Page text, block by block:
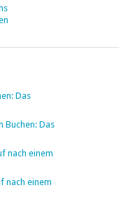
Das
Buchen: Das
nach einem
nach einem